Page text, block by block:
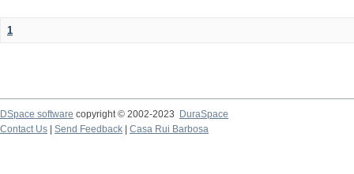
1
DSpace software copyright © 2002-2023
DuraSpace
Contact Us
Send Feedback Casa Rui Barbosa